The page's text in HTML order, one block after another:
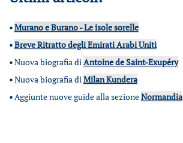
•Murano e Burano - Le isole sorelle
•Breve Ritratto degli Emirati Arabi Uniti
•Nuova biografia diAntoine de Saint-Exupéry
•Nuova biografia diMilan Kundera
•Aggiunte nuove guide alla sezioneNormandia